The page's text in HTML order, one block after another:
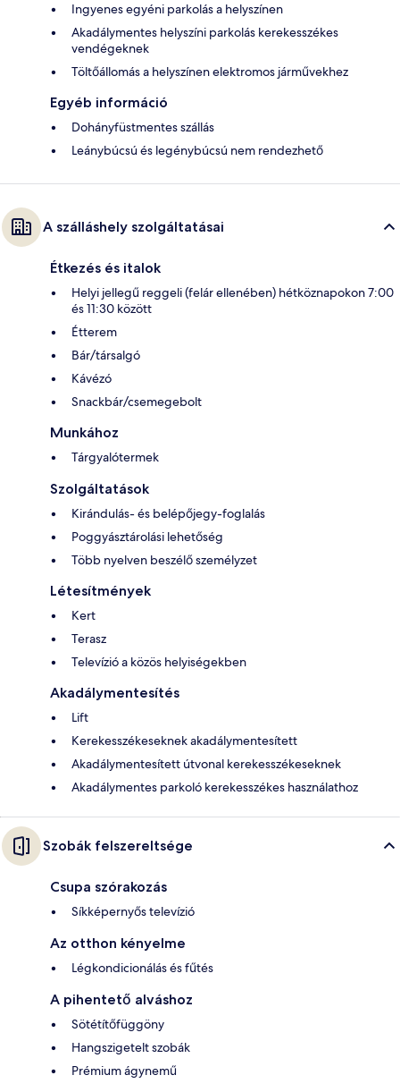
Ingyenes egyéni parkolás a helyszínen
Akadálymentes helyszíni parkolás kerekesszékes
vendégeknek
Töltőállomás a helyszínen elektromos járművekhez
Egyéb információ
Dohányfüstmentes szállás
Leánybúcsú és legénybúcsú nem rendezhető
A szálláshely szolgáltatásai
Étkezés és italok
Helyi jellegű reggeli (felár ellenében) hétköznapokon 7:00
és 11:30 között
Étterem
Bár/társalgó
Kávézó
Snackbár/csemegebolt
Munkához
Tárgyalótermek
Szolgáltatások
Kirándulás- és belépőjegy-foglalás
Poggyásztárolási lehetőség
Több nyelven beszélő személyzet
Létesítmények
Kert
Terasz
Televízió a közös helyiségekben
Akadálymentesítés
Lift
Kerekesszékeseknek akadálymentesített
Akadálymentesített útvonal kerekesszékeseknek
Akadálymentes parkoló kerekesszékes használathoz
Szobák felszereltsége
Csupa szórakozás
Síkképernyős televízió
Az otthon kényelme
Légkondicionálás és fűtés
A pihentető alváshoz
Sötétítőfüggöny
Hangszigetelt szobák
Prémium ágynemű